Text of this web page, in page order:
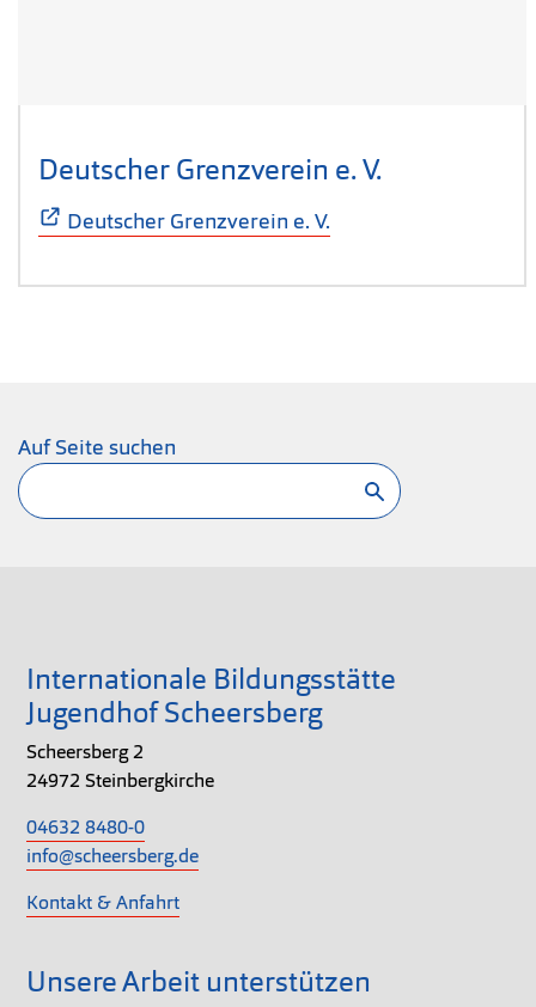
Deutscher Grenzverein e. V.
Deutscher Grenzverein e. V.
Auf Seite suchen
Suchen
Internationale Bildungsstätte
Jugendhof Scheersberg
Scheersberg 2
24972 Steinbergkirche
04632 8480-0
info@scheersberg.de
Kontakt & Anfahrt
Unsere Arbeit unterstützen